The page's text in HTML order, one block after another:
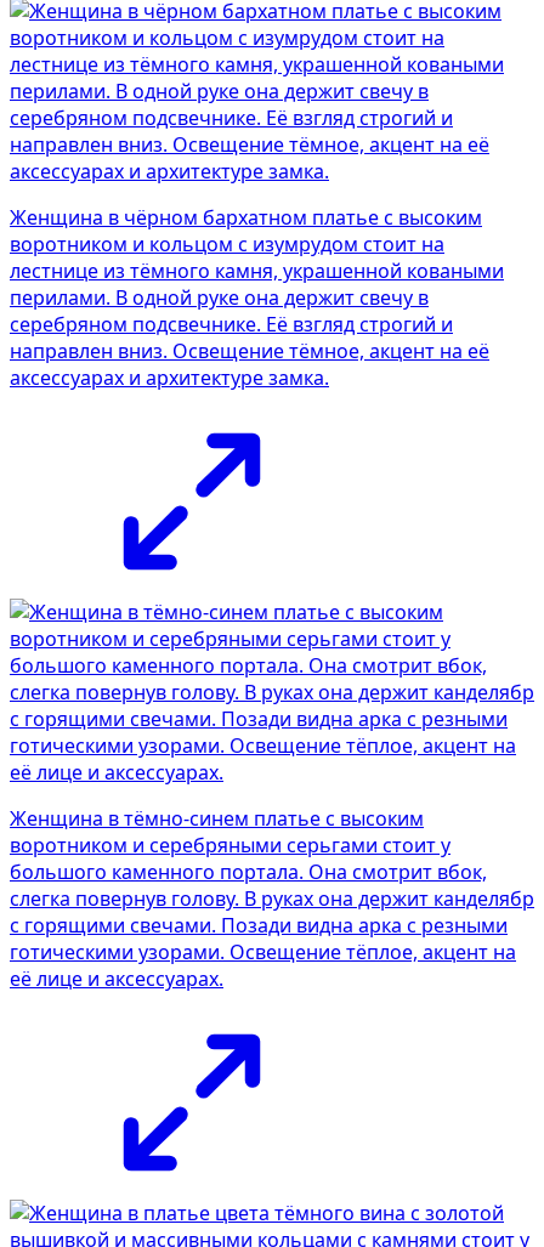
Женщина в чёрном бархатном платье с высоким
воротником и кольцом с изумрудом стоит на
лестнице из тёмного камня, украшенной коваными
перилами. В одной руке она держит свечу в
серебряном подсвечнике. Её взгляд строгий и
направлен вниз. Освещение тёмное, акцент на её
аксессуарах и архитектуре замка.
Женщина в тёмно-синем платье с высоким
воротником и серебряными серьгами стоит у
большого каменного портала. Она смотрит вбок,
слегка повернув голову. В руках она держит канделябр
с горящими свечами. Позади видна арка с резными
готическими узорами. Освещение тёплое, акцент на
её лице и аксессуарах.